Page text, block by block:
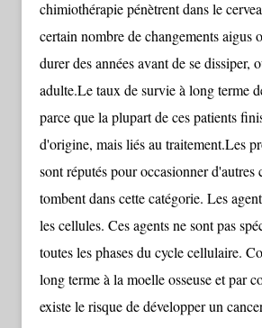
chimiothérapie pénètrent dans le
certain nombre de changements aigus
durer des années avant de se dissiper,
adulte.Le taux de survie à long terme
parce que la plupart de ces patients
d'origine, mais liés au traitement.Les
sont réputés pour occasionner
tombent dans cette catégorie. Les
les cellules. Ces agents ne sont pas
toutes les phases du cycle cellulaire.
long terme à la moelle osseuse et par
existe le risque de développer un